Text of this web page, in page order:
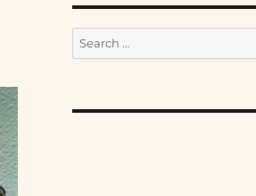
Search
for: